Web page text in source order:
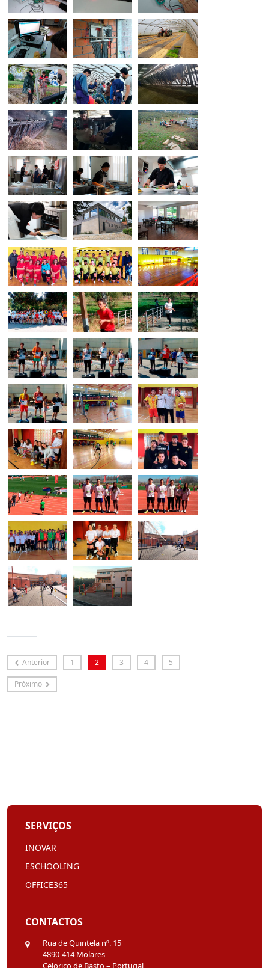
Anterior 1 2 3 4 5
Próximo
SERVIÇOS
INOVAR
ESCHOOLING
OFFICE365
CONTACTOS
Rua de Quintela nº. 15
4890-414 Molares
Celorico de Basto – Portugal